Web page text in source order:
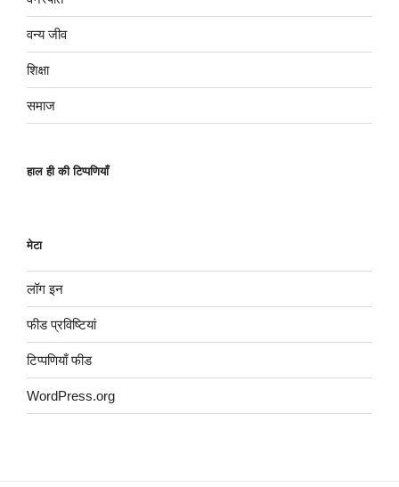
वन्य जीव
शिक्षा
समाज
हाल ही की टिप्पणियाँ
मेटा
लॉग इन
फीड प्रविष्टियां
टिप्पणियाँ फीड
WordPress.org